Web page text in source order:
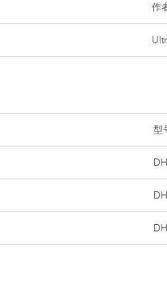
作
型